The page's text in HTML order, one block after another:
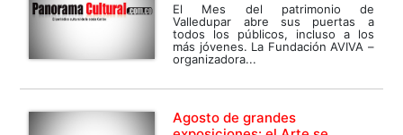
El Mes del patrimonio de
Valledupar abre sus puertas a
todos los públicos, incluso a los
más jóvenes. La Fundación AVIVA –
organizadora...
Agosto de grandes